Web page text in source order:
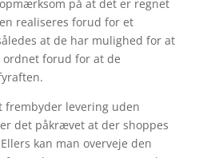
på at det er regnet
realiseres forud for et
at de har mulighed for at
ordnet forud for at de
frembyder levering uden
det påkrævet at der shoppes
kan man overveje den